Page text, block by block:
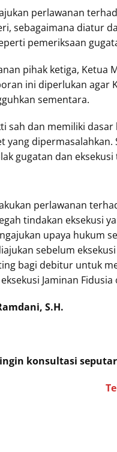
perlawanan
sebagaimana diatur
pemeriksaan
pihak ketiga, Ketua
ini diperlukan
sementara.
sah dan memiliki
yang
gugatan dan
perlawanan
tindakan eksekusi
upaya hukum
sebelum
bagi debitur untuk
Jaminan
S.H.
konsultasi